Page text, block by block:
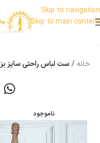
Skip to navigation
Skip to main content
خانه ست لباس راحتی سایز
ناموجود